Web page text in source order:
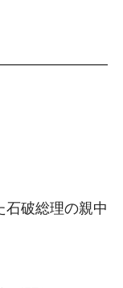
破総理の親中